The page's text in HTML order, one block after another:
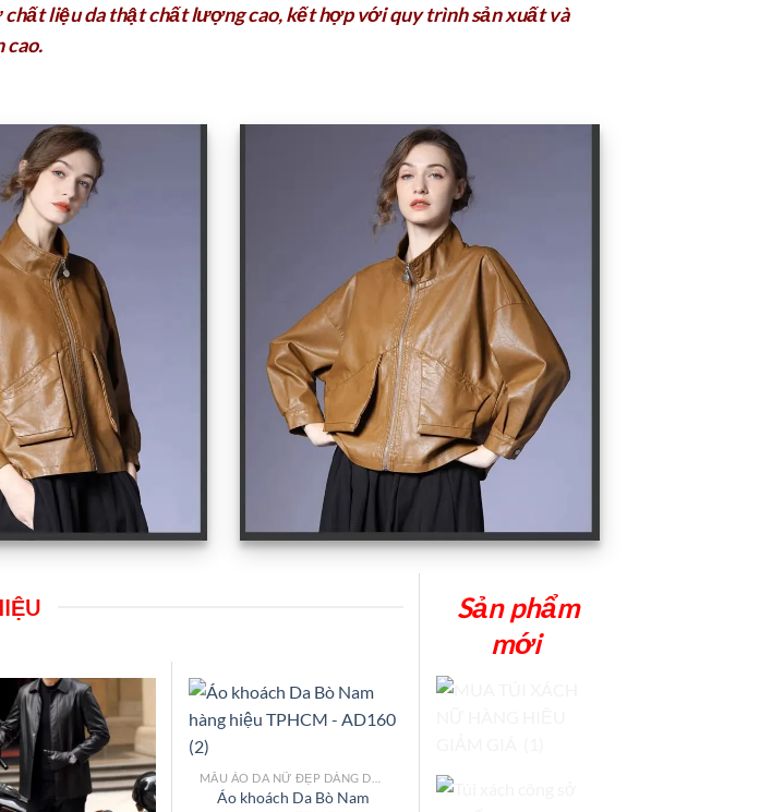
liệu da thật chất lượng cao, kết hợp với quy trình sản xuất và
cao.
Add to
Add to
Áo khoách Da Bò Nam
Sản phẩm
mới